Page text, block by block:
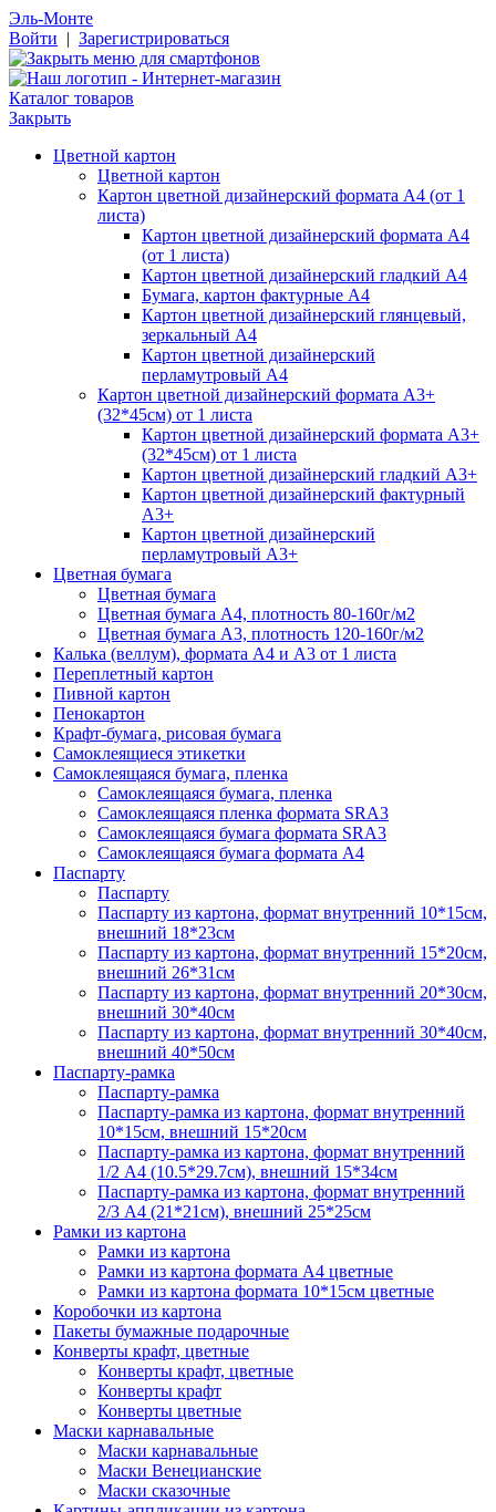
Эль-Монте
Войти | Зарегистрироваться
Каталог товаров
Закрыть
Цветной картон
Цветной картон
Картон цветной дизайнерский формата А4 (от 1
листа)
Картон цветной дизайнерский формата А4
(от 1 листа)
Картон цветной дизайнерский гладкий А4
Бумага, картон фактурные А4
Картон цветной дизайнерский глянцевый,
зеркальный А4
Картон цветной дизайнерский
перламутровый А4
Картон цветной дизайнерский формата А3+
(32*45см) от 1 листа
Картон цветной дизайнерский формата А3+
(32*45см) от 1 листа
Картон цветной дизайнерский гладкий А3+
Картон цветной дизайнерский фактурный
А3+
Картон цветной дизайнерский
перламутровый А3+
Цветная бумага
Цветная бумага
Цветная бумага А4, плотность 80-160г/м2
Цветная бумага А3, плотность 120-160г/м2
Калька (веллум), формата А4 и А3 от 1 листа
Переплетный картон
Пивной картон
Пенокартон
Крафт-бумага, рисовая бумага
Самоклеящиеся этикетки
Самоклеящаяся бумага, пленка
Самоклеящаяся бумага, пленка
Самоклеящаяся пленка формата SRА3
Самоклеящаяся бумага формата SRА3
Самоклеящаяся бумага формата А4
Паспарту
Паспарту
Паспарту из картона, формат внутренний 10*15см,
внешний 18*23см
Паспарту из картона, формат внутренний 15*20см,
внешний 26*31см
Паспарту из картона, формат внутренний 20*30см,
внешний 30*40см
Паспарту из картона, формат внутренний 30*40см,
внешний 40*50см
Паспарту-рамка
Паспарту-рамка
Паспарту-рамка из картона, формат внутренний
10*15см, внешний 15*20см
Паспарту-рамка из картона, формат внутренний
1/2 А4 (10.5*29.7см), внешний 15*34см
Паспарту-рамка из картона, формат внутренний
2/3 А4 (21*21см), внешний 25*25см
Рамки из картона
Рамки из картона
Рамки из картона формата А4 цветные
Рамки из картона формата 10*15см цветные
Коробочки из картона
Пакеты бумажные подарочные
Конверты крафт, цветные
Конверты крафт, цветные
Конверты крафт
Конверты цветные
Маски карнавальные
Маски карнавальные
Маски Венецианские
Маски сказочные